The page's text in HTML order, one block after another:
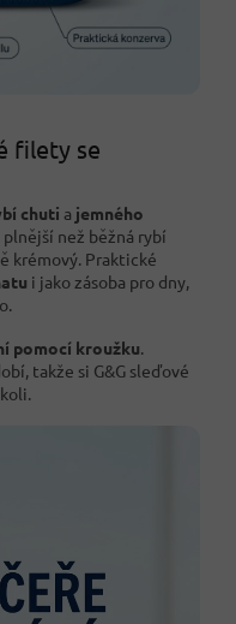
filety se
chuti a jemného
plnější než běžná rybí
krémový. Praktické
i jako zásoba pro dny,
pomocí kroužku.
takže si G&G sleďové